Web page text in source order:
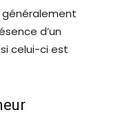
d’un
celui-ci est